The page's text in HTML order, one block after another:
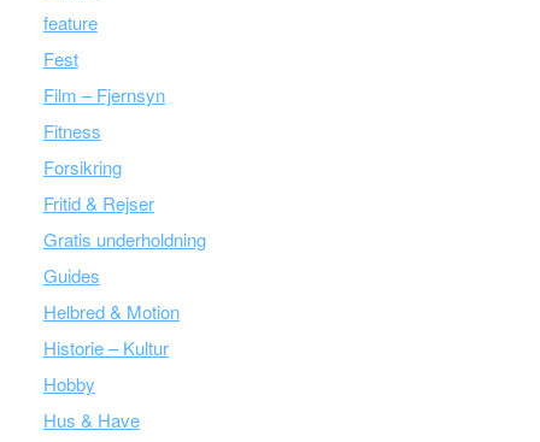
feature
Fest
Film – Fjernsyn
Fitness
Forsikring
Fritid & Rejser
Gratis underholdning
Guides
Helbred & Motion
Historie – Kultur
Hobby
Hus & Have